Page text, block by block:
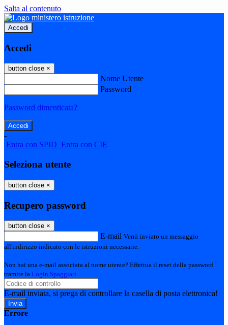
Salta al contenuto
Accedi
Accedi
button close ×
Nome Utente
Password
Password dimenticata?
-
Entra con SPID Entra con CIE
Seleziona utente
button close ×
Recupero password
button close ×
E-mail Verrà inviato un messaggio
all'indirizzo indicato con le istruzioni necessarie.
Non hai una e-mail associata al nome utente? Effettua il reset della password
tramite la Login Spaggiari
E-mail inviata, si prega di controllare la casella di posta elettronica!
Errore